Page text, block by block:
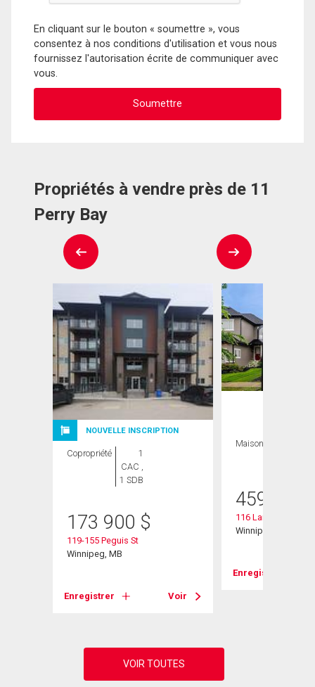
En cliquant sur le bouton « soumettre », vous
consentez à nos conditions d'utilisation et vous nous
fournissez l'autorisation écrite de communiquer avec
vous.
Propriétés à vendre près de 11
Perry Bay
NOUVELLE INSCRIPTION
Copropriété
1
CAC ,
1 SDB
173 900 $
119-155 Peguis St
Winnipeg, MB
Enregistrer Voir
Maison
459 900
116 Larry Vickar
Winnipeg, MB
Enregistrer